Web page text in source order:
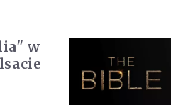
w
w Polsacie